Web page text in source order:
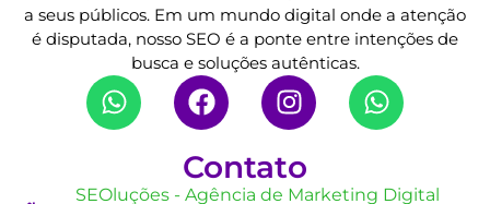
a seus públicos. Em um mundo digital onde a atenção
é disputada, nosso SEO é a ponte entre intenções de
busca e soluções autênticas.
Contato
SEOluções - Agência de Marketing Digital